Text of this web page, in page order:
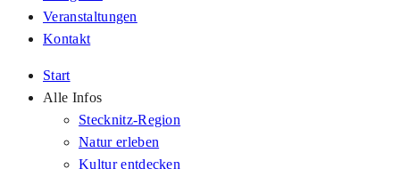
Veranstaltungen
Kontakt
Start
Alle Infos
Stecknitz-Region
Natur erleben
Kultur entdecken